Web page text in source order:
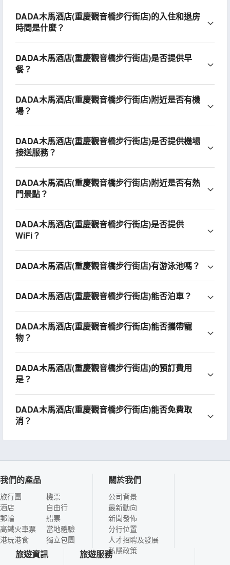
DADA木馬酒店(重慶觀音橋步行街店)的入住和退房
時間是什麼？
DADA木馬酒店(重慶觀音橋步行街店)是否提供早
餐？
DADA木馬酒店(重慶觀音橋步行街店)附近是否有機
場？
DADA木馬酒店(重慶觀音橋步行街店)是否提供機場
接送服務？
DADA木馬酒店(重慶觀音橋步行街店)附近是否有熱
門景點？
DADA木馬酒店(重慶觀音橋步行街店)是否提供
WiFi？
DADA木馬酒店(重慶觀音橋步行街店)有游泳池嗎？
DADA木馬酒店(重慶觀音橋步行街店)能否泊車？
DADA木馬酒店(重慶觀音橋步行街店)能否攜帶寵
物？
DADA木馬酒店(重慶觀音橋步行街店)的預訂費用
是？
DADA木馬酒店(重慶觀音橋步行街店)能否免費取
消？
我們的產品
旅行團
酒店
郵輪
高鐵火車票
港玩港食
機票
自由行
船票
當地體驗
獨立包團
關於我們
公司背景
最新動向
新聞發佈
分行位置
人才招聘及發展
私隱政策
旅遊資訊 旅遊服務